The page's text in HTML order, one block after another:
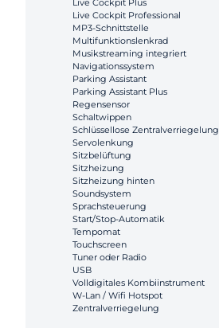
Live Cockpit Plus
Live Cockpit Professional
MP3-Schnittstelle
Multifunktionslenkrad
Musikstreaming integriert
Navigationssystem
Parking Assistant
Parking Assistant Plus
Regensensor
Schaltwippen
Schlüssellose Zentralverriegelung
Servolenkung
Sitzbelüftung
Sitzheizung
Sitzheizung hinten
Soundsystem
Sprachsteuerung
Start/Stop-Automatik
Tempomat
Touchscreen
Tuner oder Radio
USB
Volldigitales Kombiinstrument
W-Lan / Wifi Hotspot
Zentralverriegelung